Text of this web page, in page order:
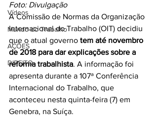
Vídeos
Mundo do Trabalho
AÇÕES
DIREITO
Foto: Divulgação
A Comissão de Normas da Organização
Internacional do Trabalho (OIT) decidiu
que o atual governo tem até novembro
de 2018 para dar explicações sobre a
reforma trabalhista. A informação foi
apresenta durante a 107ª Conferência
Internacional do Trabalho, que
aconteceu nesta quinta-feira (7) em
Genebra, na Suíça.